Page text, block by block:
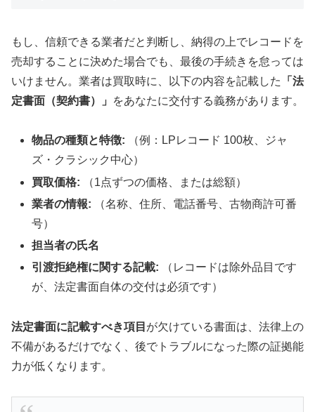
もし、信頼できる業者だと判断し、納得の上でレコードを
売却することに決めた場合でも、最後の手続きを怠っては
いけません。業者は買取時に、以下の内容を記載した
「法
定書面（契約書）」
をあなたに交付する義務があります。
物品の種類と特徴: （例：LPレコード 100枚、ジャ
ズ・クラシック中心）
買取価格: （1点ずつの価格、または総額）
業者の情報: （名称、住所、電話番号、古物商許可番
号）
担当者の氏名
引渡拒絶権に関する記載: （レコードは除外品目です
が、法定書面自体の交付は必須です）
法定書面に記載すべき項目 が欠けている書面は、法律上の
不備があるだけでなく、後でトラブルになった際の証拠能
力が低くなります。